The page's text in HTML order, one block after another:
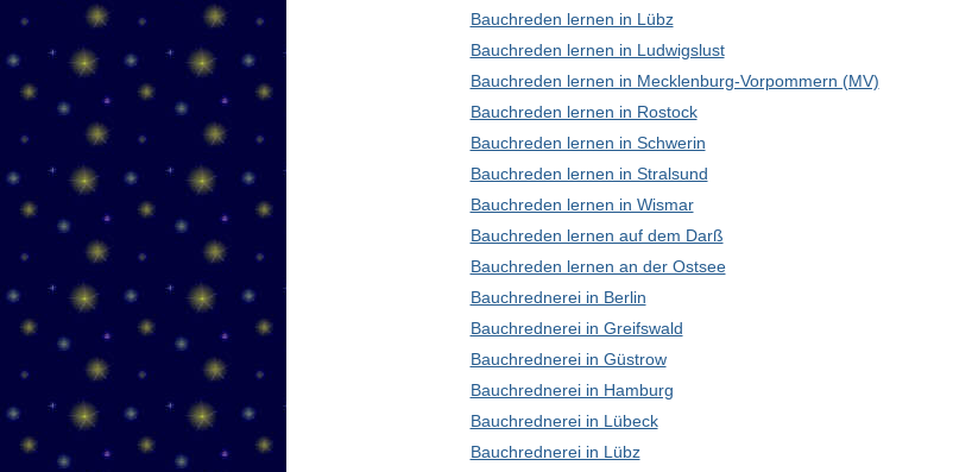
Bauchreden lernen in Lübz
Bauchreden lernen in Ludwigslust
Bauchreden lernen in Mecklenburg-Vorpommern (MV)
Bauchreden lernen in Rostock
Bauchreden lernen in Schwerin
Bauchreden lernen in Stralsund
Bauchreden lernen in Wismar
Bauchreden lernen auf dem Darß
Bauchreden lernen an der Ostsee
Bauchrednerei in Berlin
Bauchrednerei in Greifswald
Bauchrednerei in Güstrow
Bauchrednerei in Hamburg
Bauchrednerei in Lübeck
Bauchrednerei in Lübz